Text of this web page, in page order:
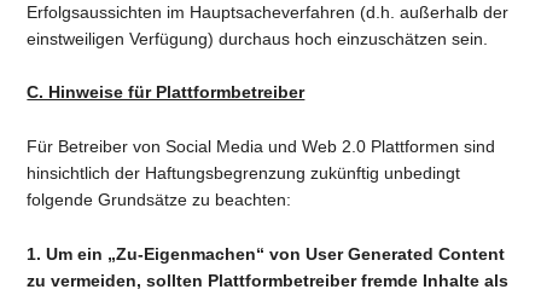
Erfolgsaussichten im Hauptsacheverfahren (d.h. außerhalb der
einstweiligen Verfügung) durchaus hoch einzuschätzen sein.
C. Hinweise für Plattformbetreiber
Für Betreiber von Social Media und Web 2.0 Plattformen sind
hinsichtlich der Haftungsbegrenzung zukünftig unbedingt
folgende Grundsätze zu beachten:
1. Um ein „Zu-Eigenmachen“ von User Generated Content
zu vermeiden, sollten Plattformbetreiber fremde Inhalte als